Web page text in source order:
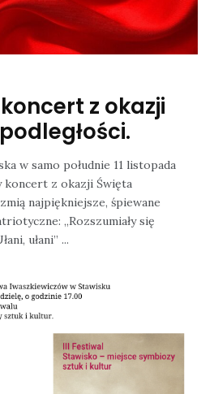
z okazji
w samo południe 11 listopada
koncert z okazji Święta
najpiękniejsze, śpiewane
„Rozszumiały się
ułani” ...